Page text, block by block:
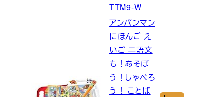
TTM9-W
アンパンマン
にほんご え
いご 二語文
も！あそぼ
う！しゃべろ
う！ ことば